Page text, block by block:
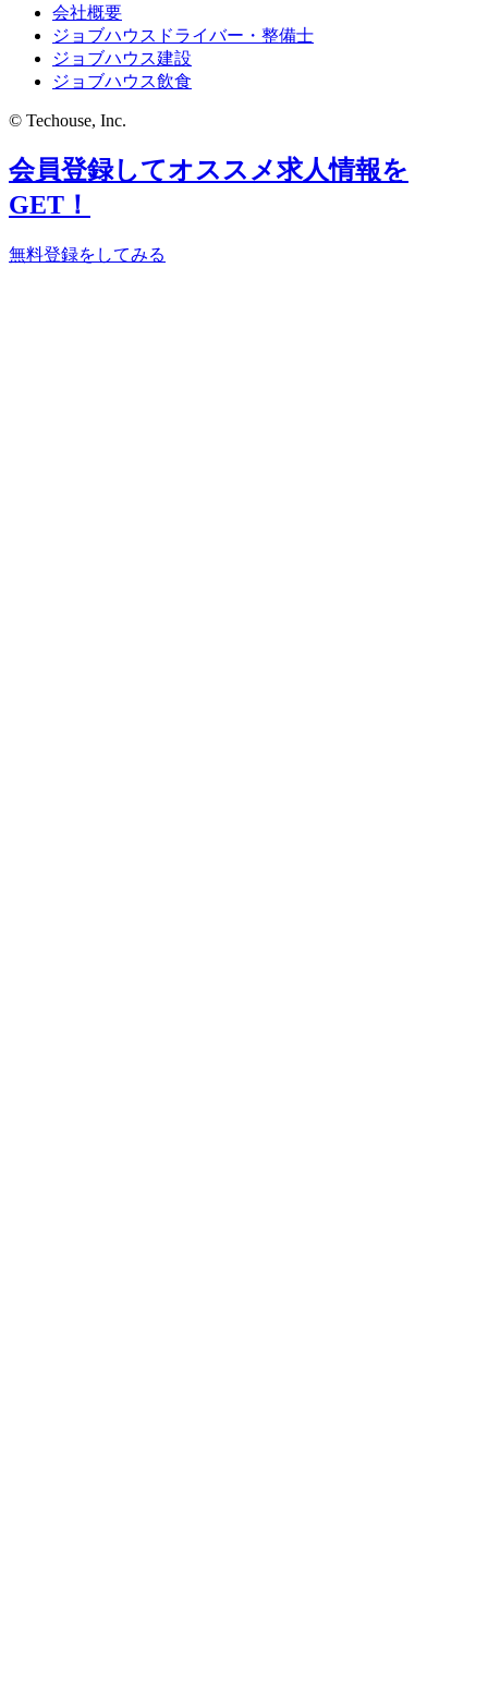
会社概要
ジョブハウスドライバー・整備士
ジョブハウス建設
ジョブハウス飲食
© Techouse, Inc.
会員登録してオススメ求人情報を
GET！
無料登録をしてみる